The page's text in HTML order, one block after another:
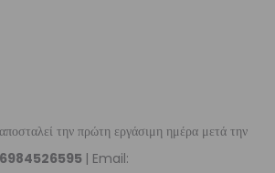
την πρώτη εργάσιμη ημέρα μετά την
6984526595 | Email: